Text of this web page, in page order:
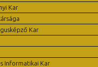
Kar
Kar
Informatikai Kar